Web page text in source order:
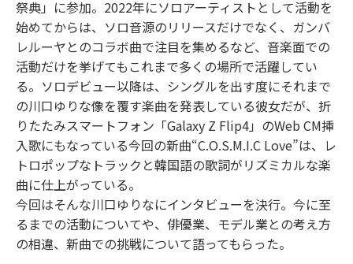
祭典」に参加。2022年にソロアーティストとして活動を
始めてからは、ソロ音源のリリースだけでなく、ガンバ
レルーヤとのコラボ曲で注目を集めるなど、音楽面での
活動だけを挙げてもこれまで多くの場所で活躍してい
る。ソロデビュー以降は、シングルを出す度にそれまで
の川口ゆりな像を覆す楽曲を発表している彼女だが、折
りたたみスマートフォン「Galaxy Z Flip4」のWeb CM挿
⼊歌にもなっている今回の新曲“C.O.S.M.I.C Love”は、レ
トロポップなトラックと韓国語の歌詞がリズミカルな楽
曲に仕上がっている。
今回はそんな川口ゆりなにインタビューを決行。今に至
るまでの活動についてや、俳優業、モデル業との考え方
の相違、新曲での挑戦について語ってもらった。